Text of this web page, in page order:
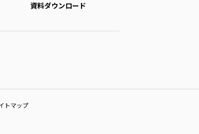
資料ダウンロード
トマップ